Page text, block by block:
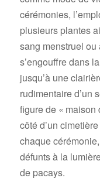
cérémonies,
plusieurs plantes
sang menstruel
s’engouffre dans
jusqu’à une
rudimentaire d’un
figure de « maison
côté d’un
chaque
défunts à la
de pacays.